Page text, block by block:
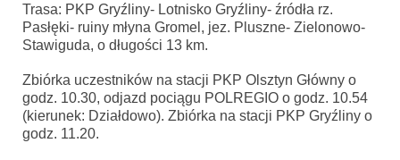
Trasa: PKP Gryźliny- Lotnisko Gryźliny- źródła rz.
Pasłęki- ruiny młyna Gromel, jez. Pluszne- Zielonowo-
Stawiguda, o długości 13 km.
Zbiórka uczestników na stacji PKP Olsztyn Główny o
godz. 10.30, odjazd pociągu POLREGIO o godz. 10.54
(kierunek: Działdowo). Zbiórka na stacji PKP Gryźliny o
godz. 11.20.